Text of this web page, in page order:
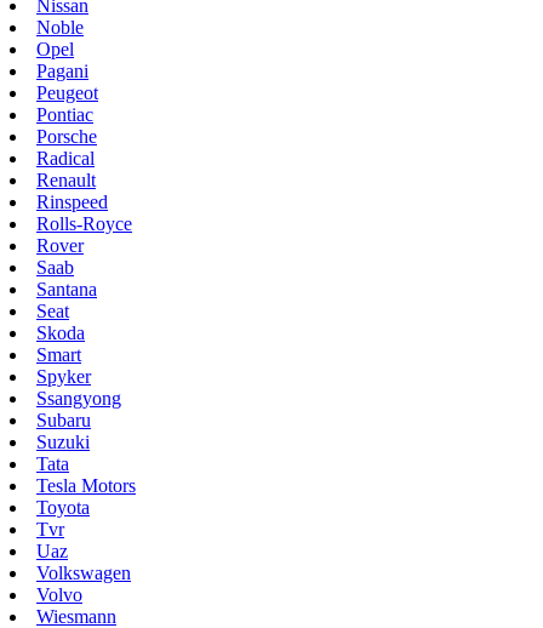
Nissan
Noble
Opel
Pagani
Peugeot
Pontiac
Porsche
Radical
Renault
Rinspeed
Rolls-Royce
Rover
Saab
Santana
Seat
Skoda
Smart
Spyker
Ssangyong
Subaru
Suzuki
Tata
Tesla Motors
Toyota
Tvr
Uaz
Volkswagen
Volvo
Wiesmann